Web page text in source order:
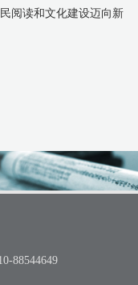
阅读和文化建设迈向新
88544649